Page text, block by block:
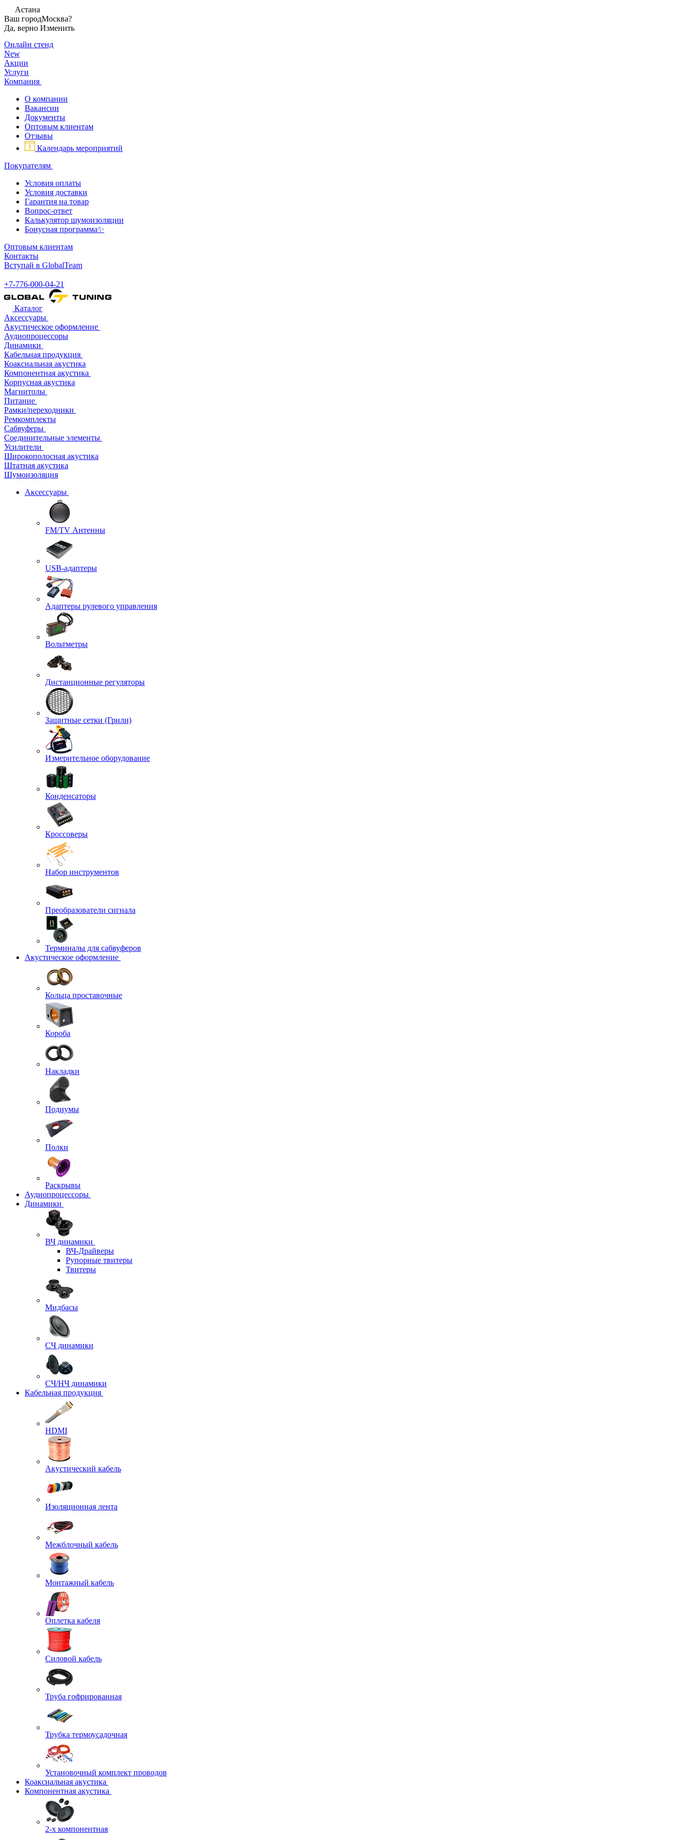
Астана
Ваш городМосква?
Да, верно Изменить
Онлайн стенд
New
Акции
Услуги
Компания
О компании
Вакансии
Документы
Оптовым клиентам
Отзывы
Календарь мероприятий
Покупателям
Условия оплаты
Условия доставки
Гарантия на товар
Вопрос-ответ
Калькулятор шумоизоляции
Бонусная программа✨
Оптовым клиентам
Контакты
Вступай в GlobalTeam
+7-776-000-04-21
Каталог
Аксессуары
Акустическое оформление
Аудиопроцессоры
Динамики
Кабельная продукция
Коаксиальная акустика
Компонентная акустика
Корпусная акустика
Магнитолы
Питание
Рамки/переходники
Ремкомплекты
Сабвуферы
Соединительные элементы
Усилители
Широкополосная акустика
Штатная акустика
Шумоизоляция
Аксессуары
FM/TV Антенны
USB-адаптеры
Адаптеры рулевого управления
Вольтметры
Дистанционные регуляторы
Защитные сетки (Грили)
Измерительное оборудование
Конденсаторы
Кроссоверы
Набор инструментов
Преобразователи сигнала
Терминалы для сабвуферов
Акустическое оформление
Кольца проставочные
Короба
Накладки
Подиумы
Полки
Раскрывы
Аудиопроцессоры
Динамики
ВЧ динамики
ВЧ-Драйверы
Рупорные твитеры
Твитеры
Мидбасы
СЧ динамики
СЧ/НЧ динамики
Кабельная продукция
HDMI
Акустический кабель
Изоляционная лента
Межблочный кабель
Монтажный кабель
Оплетка кабеля
Силовой кабель
Труба гофрированная
Трубка термоусадочная
Установочный комплект проводов
Коаксиальная акустика
Компонентная акустика
2-х компонентная